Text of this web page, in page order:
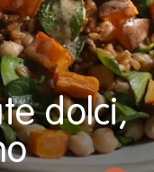
dolci,